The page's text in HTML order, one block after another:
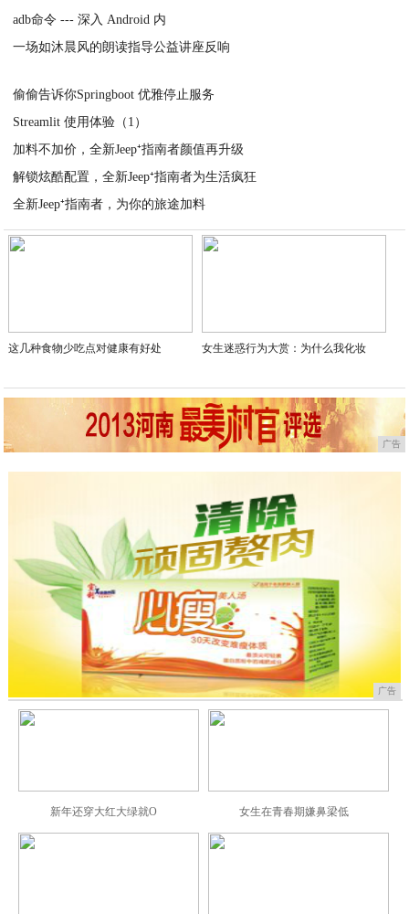
adb命令 --- 深入 Android 内
一场如沐晨风的朗读指导公益讲座反响
偷偷告诉你Springboot 优雅停止服务
Streamlit 使用体验（1）
加料不加价，全新Jeep⁺指南者颜值再升级
解锁炫酷配置，全新Jeep⁺指南者为生活疯狂
全新Jeep⁺指南者，为你的旅途加料
2020-03-28
这几种食物少吃点对健康有好处 女生迷惑行为大赏：为什么我化妆
广告
广告
新年还穿大红大绿就O 女生在青春期嫌鼻梁低